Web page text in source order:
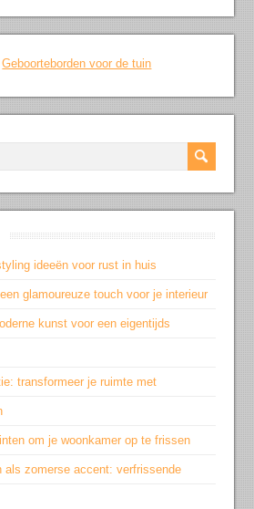
Geboorteborden voor de tuin
ideeën voor rust in huis
glamoureuze touch voor je interieur
kunst voor een eigentijds
transformeer je ruimte met
om je woonkamer op te frissen
als zomerse accent: verfrissende